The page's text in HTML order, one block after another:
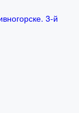
3-й